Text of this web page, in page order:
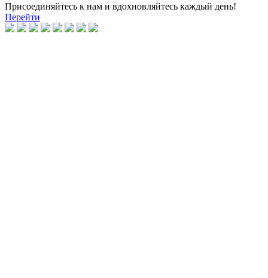
Присоединяйтесь к нам и вдохновляйтесь каждый день!
Перейти